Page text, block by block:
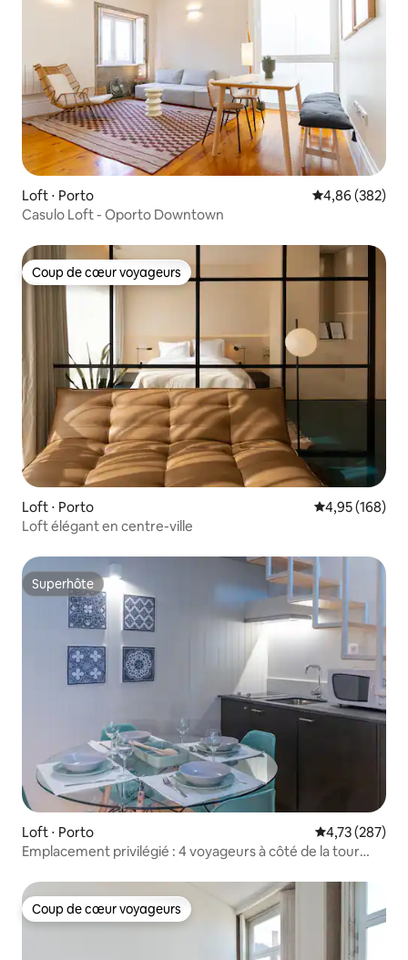
Loft ⋅ Porto Évaluation
4,86 (382)
Casulo Loft - Oporto Downtown
Coup de cœur voyageurs
Coup de cœur voyageurs
Loft ⋅ Porto Évaluation
4,95 (168)
Loft élégant en centre-ville
Superhôte
Superhôte
Loft ⋅ Porto Évaluation
4,73 (287)
Emplacement privilégié : 4 voyageurs à côté de la tour
Coup de cœur voyageurs
Coup de cœur voyageurs